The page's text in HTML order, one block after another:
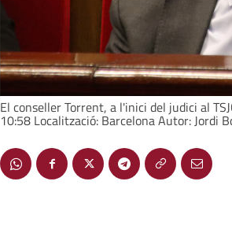
El conseller Torrent, a l'inici del judici al
10:58 Localització: Barcelona Autor: Jordi